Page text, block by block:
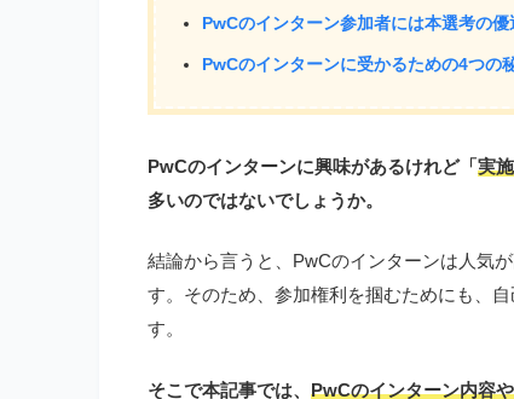
PwCのインターン参加者には本選考の優
PwCのインターンに受かるための4つの
PwCのインターンに興味があるけれど「 実
多いのではないでしょうか。
結論から言うと、PwCのインターンは人気
す。そのため、参加権利を掴むためにも、
す。
そこで本記事では、 PwCのインターン内容